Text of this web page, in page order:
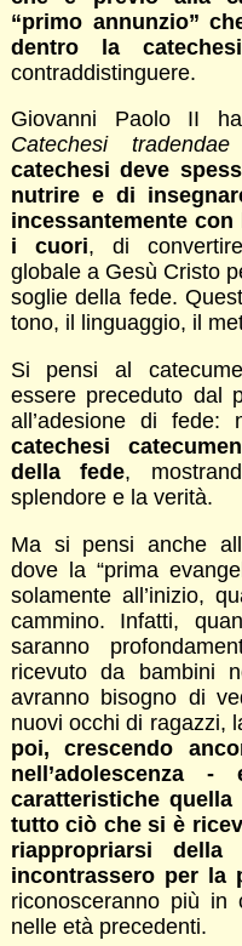
“primo annunzio”
dentro la
contraddistinguere.
Giovanni Paolo II
Catechesi tradendae
catechesi deve
nutrire e di
incessantemente con
i cuori, di
globale a Gesù Cristo
soglie della fede.
tono, il linguaggio, il
Si pensi al
essere preceduto dal
all’adesione di fede:
catechesi
della fede,
splendore e la verità.
Ma si pensi anche
dove la “prima
solamente all’inizio,
cammino. Infatti,
saranno
ricevuto da bambini
avranno bisogno di
nuovi occhi di ragazzi,
poi, crescendo
caratteristiche
tutto ciò che si è
riappropriarsi
incontrassero per la
riconosceranno più
nelle età precedenti.